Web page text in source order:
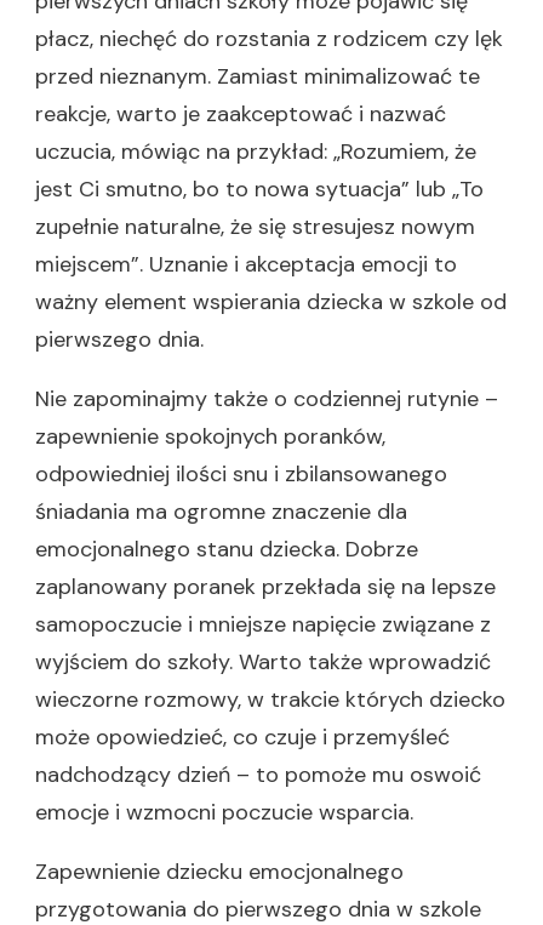
płacz, niechęć do rozstania z rodzicem czy lęk
przed nieznanym. Zamiast minimalizować te
reakcje, warto je zaakceptować i nazwać
uczucia, mówiąc na przykład: „Rozumiem, że
jest Ci smutno, bo to nowa sytuacja” lub „To
zupełnie naturalne, że się stresujesz nowym
miejscem”. Uznanie i akceptacja emocji to
ważny element wspierania dziecka w szkole od
pierwszego dnia.
Nie zapominajmy także o codziennej rutynie –
zapewnienie spokojnych poranków,
odpowiedniej ilości snu i zbilansowanego
śniadania ma ogromne znaczenie dla
emocjonalnego stanu dziecka. Dobrze
zaplanowany poranek przekłada się na lepsze
samopoczucie i mniejsze napięcie związane z
wyjściem do szkoły. Warto także wprowadzić
wieczorne rozmowy, w trakcie których dziecko
może opowiedzieć, co czuje i przemyśleć
nadchodzący dzień – to pomoże mu oswoić
emocje i wzmocni poczucie wsparcia.
Zapewnienie dziecku emocjonalnego
przygotowania do pierwszego dnia w szkole